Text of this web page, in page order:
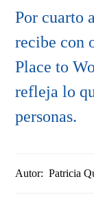
Por cuarto
recibe con
Place to
refleja lo
personas.
Autor: Patricia